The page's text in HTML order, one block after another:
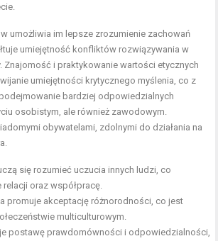
umożliwia im lepsze zrozumienie zachowań
umiejętność konfliktów rozwiązywania w
Znajomość i praktykowanie wartości etycznych
umiejętności krytycznego myślenia, co z
bardziej odpowiedzialnych
osobistym, ale również zawodowym.
obywatelami, zdolnymi do działania na
się rozumieć uczucia innych ludzi, co
oraz współpracę.
promuje akceptację różnorodności, co jest
multiculturowym.
postawę prawdomówności i odpowiedzialności,